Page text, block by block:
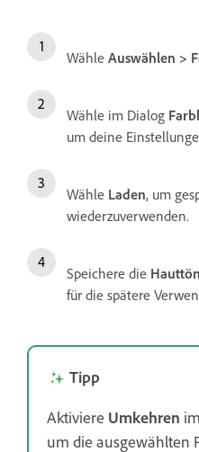
Wähle Auswählen >
Wähle im Dialog
um deine
Wähle Laden, um
wiederzuverwenden.
Speichere die
für die spätere
Tipp
Aktiviere Umkehren
um die ausgewählten